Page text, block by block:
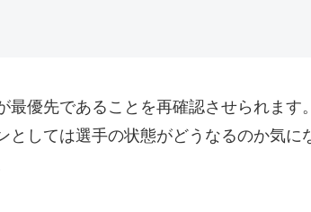
優先であることを再確認させられま
しては選手の状態がどうなるのか気に